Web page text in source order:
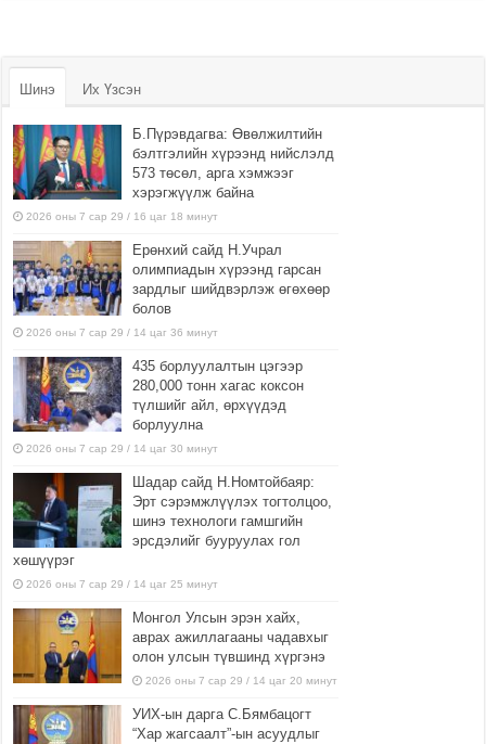
Шинэ Их Үзсэн
Б.Пүрэвдагва: Өвөлжилтийн
бэлтгэлийн хүрээнд нийслэлд
573 төсөл, арга хэмжээг
хэрэгжүүлж байна
2026 оны 7 сар 29 / 16 цаг 18 минут
Ерөнхий сайд Н.Учрал
олимпиадын хүрээнд гарсан
зардлыг шийдвэрлэж өгөхөөр
болов
2026 оны 7 сар 29 / 14 цаг 36 минут
435 борлуулалтын цэгээр
280,000 тонн хагас коксон
түлшийг айл, өрхүүдэд
борлуулна
2026 оны 7 сар 29 / 14 цаг 30 минут
Шадар сайд Н.Номтойбаяр:
Эрт сэрэмжлүүлэх тогтолцоо,
шинэ технологи гамшгийн
эрсдэлийг бууруулах гол
хөшүүрэг
2026 оны 7 сар 29 / 14 цаг 25 минут
Монгол Улсын эрэн хайх,
аврах ажиллагааны чадавхыг
олон улсын түвшинд хүргэнэ
2026 оны 7 сар 29 / 14 цаг 20 минут
УИХ-ын дарга С.Бямбацогт
“Хар жагсаалт”-ын асуудлыг